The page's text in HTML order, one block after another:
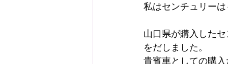
私はセンチュリー
山口県が購入した
をだしました。
貴賓車としての購